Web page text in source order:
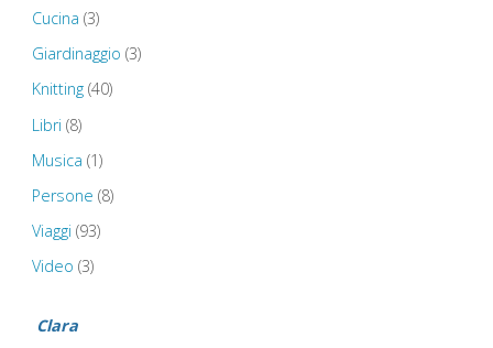
Cucina (3)
Giardinaggio (3)
Knitting(40)
Libri (8)
Musica (1)
Persone (8)
Viaggi (93)
Video (3)
Clara